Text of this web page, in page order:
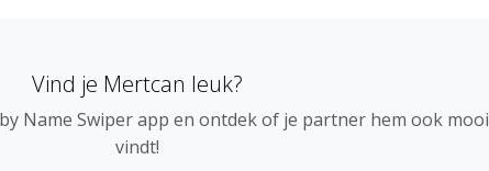
Vind je Mertcan leuk?
Name Swiper app en ontdek of je partner hem ook mooi
vindt!